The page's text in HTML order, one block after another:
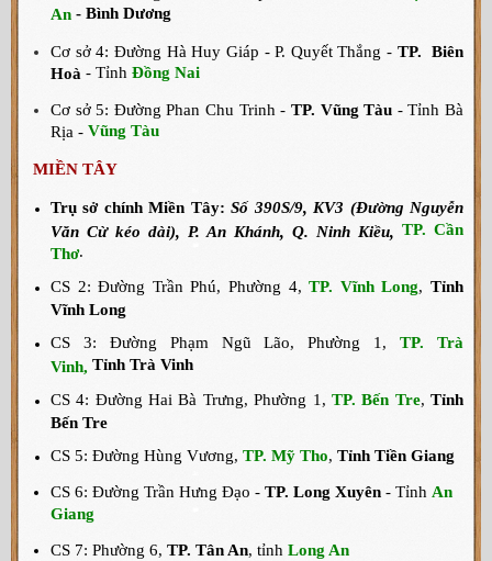
An - Bình Dương
Cơ sở 4: Đường Hà Huy Giáp - P. Quyết Thắng - TP. Biên
Hoà - Tỉnh Đồng Nai
Cơ sở 5: Đường Phan Chu Trinh - TP. Vũng Tàu - Tỉnh Bà
Rịa - Vũng Tàu
MIỀN TÂY
Trụ sở chính Miền Tây:Số 390S/9, KV3 (Đường Nguyễn
Văn Cừ kéo dài), P. An Khánh, Q. Ninh Kiều, TP. Cần
Thơ.
CS 2: Đường Trần Phú, Phường 4,TP. Vĩnh Long,Tỉnh
Vĩnh Long
CS 3: Đường Phạm Ngũ Lão, Phường 1, TP. Trà
Vinh, Tỉnh Trà Vinh
CS 4: Đường Hai Bà Trưng, Phường 1, TP. Bến Tre,Tỉnh
Bến Tre
CS 5: Đường Hùng Vương, TP. Mỹ Tho, Tỉnh Tiền Giang
CS 6: Đường Trần Hưng Đạo - TP. Long Xuyên - Tỉnh An
Giang
CS 7: Phường 6, TP. Tân An, tỉnh Long An